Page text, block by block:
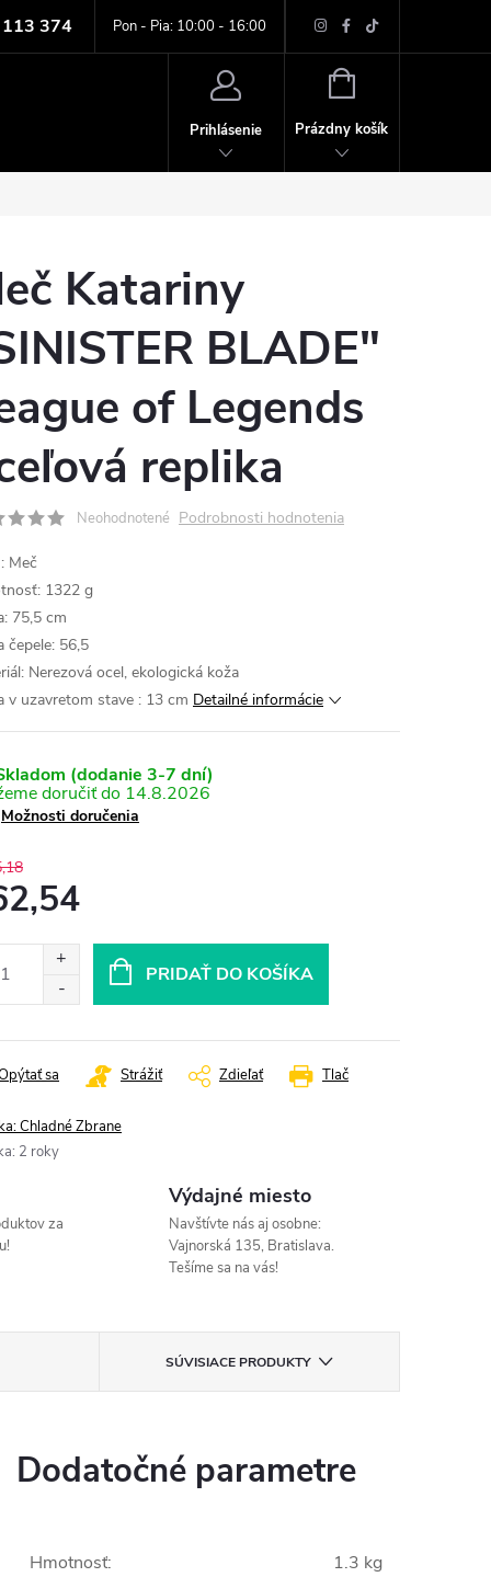
374 Pon - Pia: 10:00 - 16:00
údajov
Prihlásenie
NÁKUPNÝ
Prázdny košík
Katariny
BLADE"
of Legends
replika
Neohodnotené Podrobnosti hodnotenia
Meč
1322 g
75,5 cm
čepele: 56,5
Nerezová ocel, ekologická koža
v uzavretom stave : 13 cm Detailné informácie
(dodanie 3-7 dní)
14.8.2026
Možnosti doručenia
PRIDAŤ DO KOŠÍKA
Tlač
sa Strážiť Zdieľať
Chladné Zbrane
: 2 roky
za
Výdajné miesto
Navštívte nás aj osobne:
Vajnorská 135, Bratislava.
Tešíme sa na vás!
SÚVISIACE PRODUKTY
Dodatočné parametre
Hmotnosť: 1.3 kg